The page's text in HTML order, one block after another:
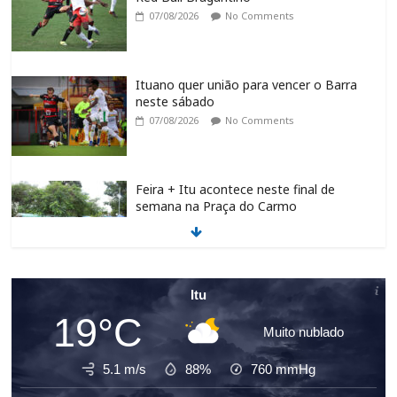
07/08/2026 No Comments
Ituano quer união para vencer o Barra
neste sábado
07/08/2026 No Comments
Feira + Itu acontece neste final de
semana na Praça do Carmo
07/08/2026
Programa de requalificação asfáltica
inicia nova etapa no São Judas Tadeu
07/08/2026 No Comments
Itu
19°C Muito nublado
5.1 m/s 88% 760mmHg